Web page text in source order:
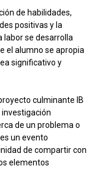
de habilidades,
positivas y la
labor se desarrolla
el alumno se apropia
significativo y
culminante IB
de un problema o
un evento
de compartir con
elementos